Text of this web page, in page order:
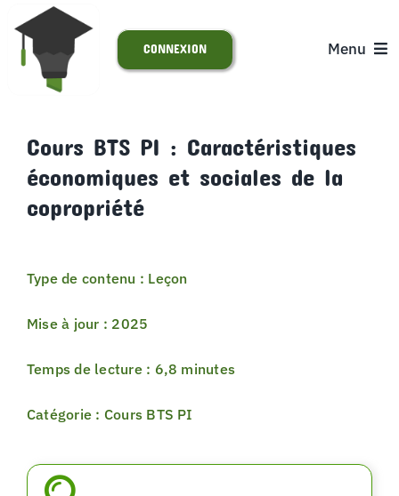
Passer
contenu
Menu
S’INSCRIRE
SUPPORT
CONNEXION
Cours BTS PI : Caractéristiques
économiques et sociales de la
copropriété
Type de contenu : Leçon
Mise à jour : 2025
Temps de lecture : 6,8 minutes
Catégorie : Cours BTS PI